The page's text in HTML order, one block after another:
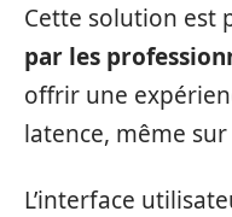
Cette solution est
par les
offrir une
latence, même
L’interface